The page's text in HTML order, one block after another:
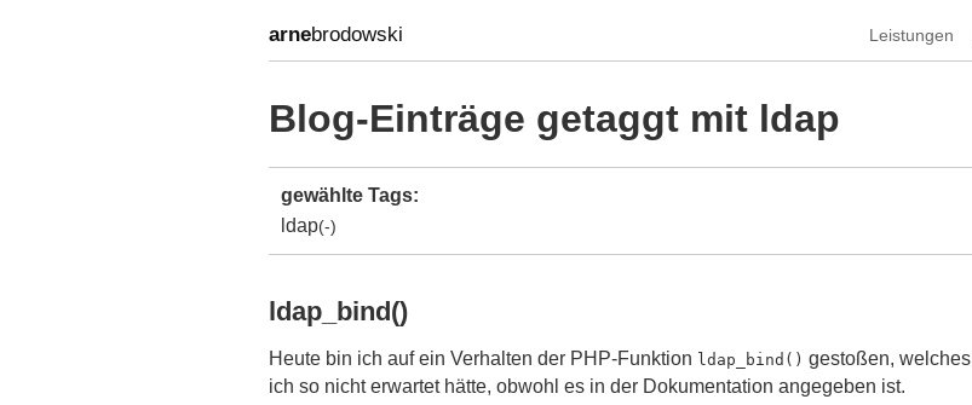
arnebrodowski Leistungen
Blog-Einträge getaggt mit ldap
gewählte Tags:
ldap(-)
ldap_bind()
Heute bin ich auf ein Verhalten der PHP-Funktion ldap_bind() gestoßen, welches
ich so nicht erwartet hätte, obwohl es in der Dokumentation angegeben ist.